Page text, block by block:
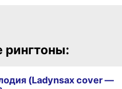
(Ladynsax cover —